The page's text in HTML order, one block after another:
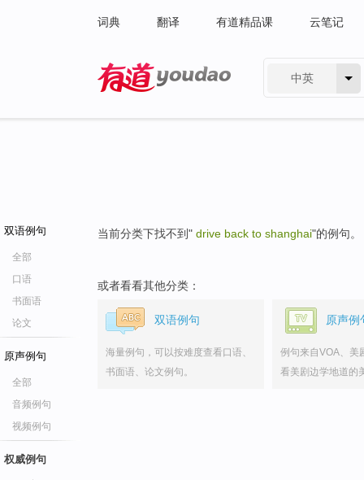
词典 翻译 有道精品课 云笔记
中英
双语例句
全部
口语
书面语
论文
原声例句
全部
音频例句
视频例句
权威例句
当前分类下找不到" drive back to shanghai"的例句。
或者看看其他分类：
双语例句
海量例句，可以按难度查看口语、
书面语、论文例句。
原声例
例句来自VOA、美
看美剧边学地道的